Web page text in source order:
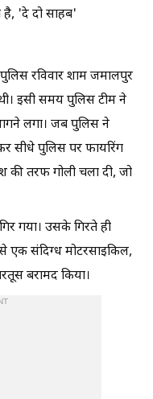
है, 'दे दो साहब'
रविवार शाम जमालपुर
इसी समय पुलिस टीम ने
लगा। जब पुलिस ने
सीधे पुलिस पर फायरिंग
की तरफ गोली चला दी, जो
गया। उसके गिरते ही
संदिग्ध मोटरसाइकिल,
बरामद किया।